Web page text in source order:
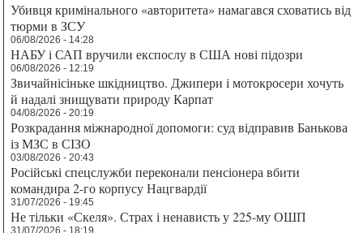
Убивця кримінального «авторитета» намагався сховатись від
тюрми в ЗСУ
06/08/2026 - 14:28
НАБУ і САП вручили експослу в США нові підозри
06/08/2026 - 12:19
Звичайнісіньке шкідництво. Джипери і мотокросери хочуть
й надалі знищувати природу Карпат
04/08/2026 - 20:19
Розкрадання міжнародної допомоги: суд відправив Банькова
із МЗС в СІЗО
03/08/2026 - 20:43
Російські спецслужби переконали пенсіонера вбити
командира 2-го корпусу Нацгвардії
31/07/2026 - 19:45
Не тільки «Скеля». Страх і ненависть у 225-му ОШП